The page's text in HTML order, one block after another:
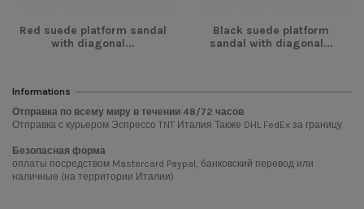
Red suede platform sandal
with diagonal...
Black suede platform
sandal with diagonal...
Informations
Отправка по всему миру в течении 48/72 часов
Отправка с курьером Эспрессо TNT Италия Также DHL FedEx за границу
Безопасная форма
оплаты посредством Mastercard Paypal, банковский перевод или
наличные (на территории Италии)